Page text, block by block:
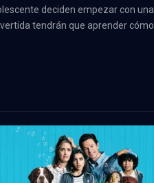
deciden empezar con una
tendrán que aprender cómo